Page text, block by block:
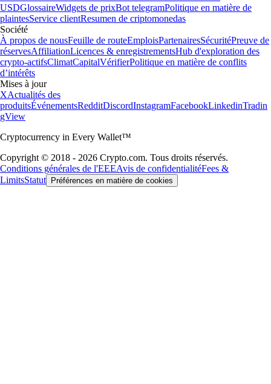
USDGlossaireWidgets de prixBot telegramPolitique en matière de
plaintesService clientResumen de criptomonedas
Société
À propos de nousFeuille de routeEmploisPartenairesSécuritéPreuve de
réservesAffiliationLicences & enregistrementsHub d'exploration des
crypto-actifsClimatCapitalVérifierPolitique en matière de conflits
d’intérêts
Mises à jour
XActualités des
produitsÉvénementsRedditDiscordInstagramFacebookLinkedinTradin
gView
Cryptocurrency in Every Wallet™
Copyright © 2018 - 2026 Crypto.com. Tous droits réservés.
Conditions générales de l'EEEAvis de confidentialitéFees &
LimitsStatut Préférences en matière de cookies